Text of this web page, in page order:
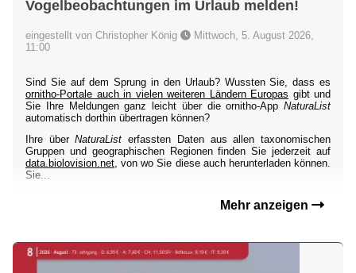
Vogelbeobachtungen im Urlaub melden!
eingestellt von Christopher König
Mittwoch, 5. August 2026,
11:00
Sind Sie auf dem Sprung in den Urlaub? Wussten Sie, dass es
ornitho-Portale auch in vielen weiteren Ländern Europas gibt und
Sie Ihre Meldungen ganz leicht über die ornitho-App NaturaList
automatisch dorthin übertragen können?
Ihre überNaturaList erfassten Daten aus allen taxonomischen
Gruppen und geographischen Regionen finden Sie jederzeit auf
data.biolovision.net, von wo Sie diese auch herunterladen können.
Sie...
Mehr anzeigen